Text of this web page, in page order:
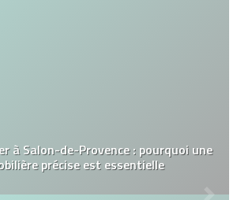
à Salon-de-Provence : pourquoi une
précise est essentielle